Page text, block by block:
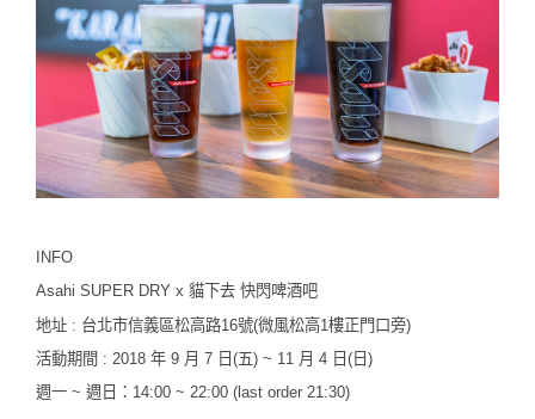
INFO
Asahi SUPER DRY x 貓下去 快閃啤酒吧
地址 : 台北市信義區松高路16號(微風松高1樓正門口旁)
活動期間 : 2018 年 9 月 7 日(五) ~ 11 月 4 日(日)
週一 ~ 週日：14:00 ~ 22:00 (last order 21:30)